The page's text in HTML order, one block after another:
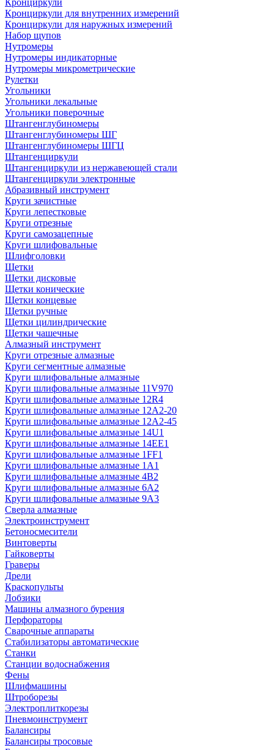
Кронциркули
Кронциркули для внутренних измерений
Кронциркули для наружных измерений
Набор щупов
Нутромеры
Нутромеры индикаторные
Нутромеры микрометрические
Рулетки
Угольники
Угольники лекальные
Угольники поверочные
Штангенглубиномеры
Штангенглубиномеры ШГ
Штангенглубиномеры ШГЦ
Штангенциркули
Штангенциркули из нержавеющей стали
Штангенциркули электронные
Абразивный инструмент
Круги зачистные
Круги лепестковые
Круги отрезные
Круги самозацепные
Круги шлифовальные
Шлифголовки
Щетки
Щетки дисковые
Щетки конические
Щетки концевые
Щетки ручные
Щетки цилиндрические
Щетки чашечные
Алмазный инструмент
Круги отрезные алмазные
Круги сегментные алмазные
Круги шлифовальные алмазные
Круги шлифовальные алмазные 11V970
Круги шлифовальные алмазные 12R4
Круги шлифовальные алмазные 12А2-20
Круги шлифовальные алмазные 12А2-45
Круги шлифовальные алмазные 14U1
Круги шлифовальные алмазные 14ЕЕ1
Круги шлифовальные алмазные 1FF1
Круги шлифовальные алмазные 1А1
Круги шлифовальные алмазные 4В2
Круги шлифовальные алмазные 6A2
Круги шлифовальные алмазные 9А3
Сверла алмазные
Электроинструмент
Бетоносмесители
Винтоверты
Гайковерты
Граверы
Дрели
Краскопульты
Лобзики
Машины алмазного бурения
Перфораторы
Сварочные аппараты
Стабилизаторы автоматические
Станки
Станции водоснабжения
Фены
Шлифмашины
Штроборезы
Электроплиткорезы
Пневмоинструмент
Балансиры
Балансиры тросовые